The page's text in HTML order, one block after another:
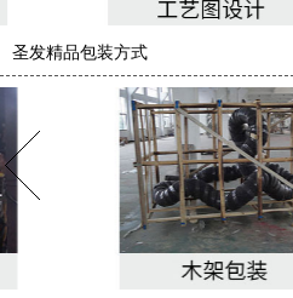
圣发精品包装方式